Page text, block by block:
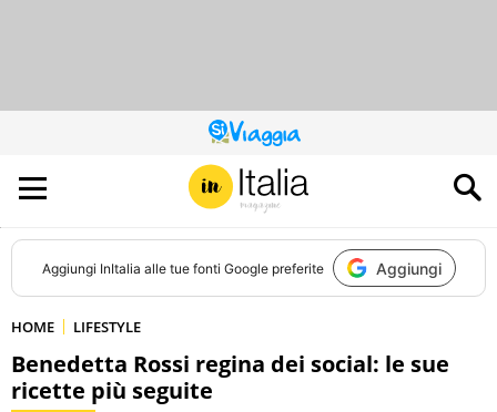
QUESTO
SITO
CONTRIBUISCE
ALL’AUDIENCE
DI
Aggiungi InItalia alle tue fonti Google preferite Aggiungi
HOME LIFESTYLE
Benedetta Rossi regina dei social: le sue
ricette più seguite